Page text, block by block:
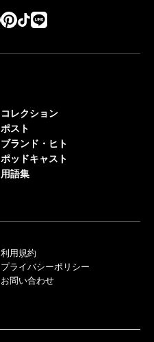
コレクション
ポスト
ブランド・ヒト
ポッドキャスト
用語集
利用規約
プライバシーポリシー
お問い合わせ